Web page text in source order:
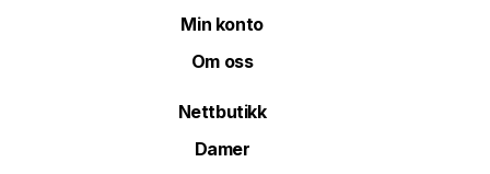
Min konto
Om oss
Nettbutikk
Damer